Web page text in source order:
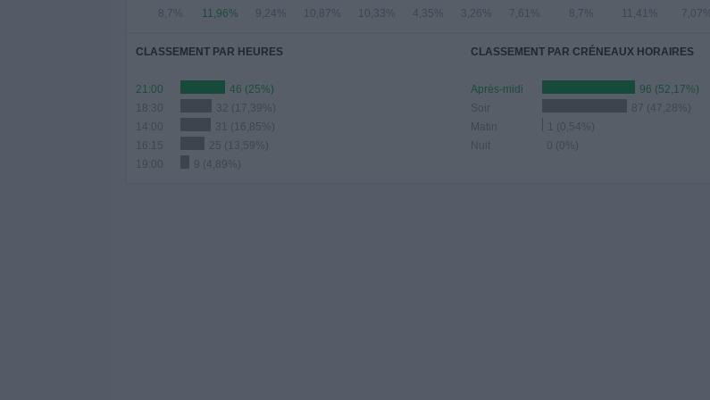
8,7% 11,96% 9,24% 10,87% 10,33% 4,35% 3,26% 7,61% 8,7% 11,41% 7,07%
CLASSEMENT PAR HEURES
21:00
46 (25%)
18:30
32 (17,39%)
31 (16,85%)
16:15
25 (13,59%)
19:00
9 (4,89%)
CLASSEMENT PAR CRÉNEAUX HORAIRES
Après-midi
96 (52,17%)
Soir
87 (47,28%)
Matin
1 (0,54%)
Nuit
0 (0%)